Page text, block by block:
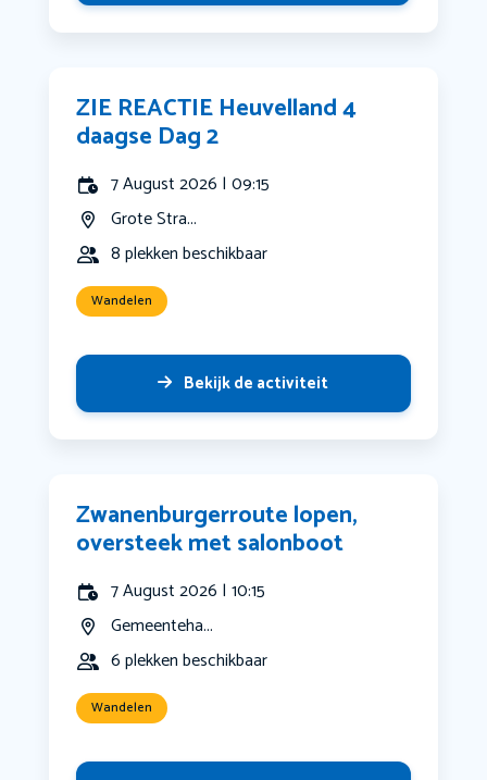
ZIE REACTIE Heuvelland 4
daagse Dag 2
7 August 2026 | 09:15
Grote Stra...
8 plekken beschikbaar
Wandelen
Bekijk de activiteit
Zwanenburgerroute lopen,
oversteek met salonboot
7 August 2026 | 10:15
Gemeenteha...
6 plekken beschikbaar
Wandelen